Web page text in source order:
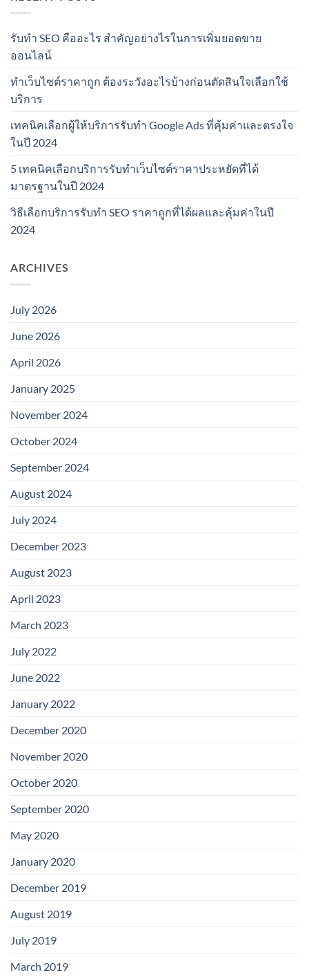
รับทำ SEO คืออะไร สำคัญอย่างไรในการเพิ่มยอดขาย
ออนไลน์
ทำเว็บไซต์ราคาถูก ต้องระวังอะไรบ้างก่อนตัดสินใจเลือกใช้
บริการ
เทคนิคเลือกผู้ให้บริการรับทำ Google Ads ที่คุ้มค่าและตรงใจ
ในปี 2024
5 เทคนิคเลือกบริการรับทำเว็บไซต์ราคาประหยัดที่ได้
มาตรฐานในปี 2024
วิธีเลือกบริการรับทำ SEO ราคาถูกที่ได้ผลและคุ้มค่าในปี
2024
ARCHIVES
July 2026
June 2026
April 2026
January 2025
November 2024
October 2024
September 2024
August 2024
July 2024
December 2023
August 2023
April 2023
March 2023
July 2022
June 2022
January 2022
December 2020
November 2020
October 2020
September 2020
May 2020
January 2020
December 2019
August 2019
July 2019
March 2019